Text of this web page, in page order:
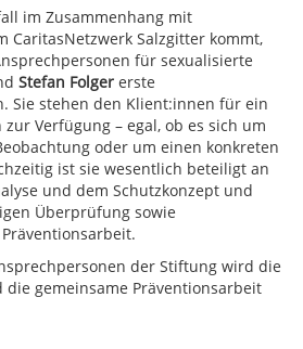
im Zusammenhang mit
CaritasNetzwerk Salzgitter kommt,
für sexualisierte
Stefan Folger erste
Sie stehen den Klient:innen für ein
Verfügung – egal, ob es sich um
oder um einen konkreten
ist sie wesentlich beteiligt an
und dem Schutzkonzept und
Überprüfung sowie
der Stiftung wird die
gemeinsame Präventionsarbeit